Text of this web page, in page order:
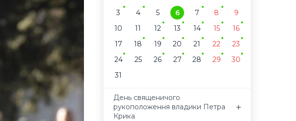
3
4 5 6 7 8
9
10
11 12 13 14 15
16
17
18 19 20 21 22
23
24
25 26 27 28 29
30
31
День священичого
рукоположення владики Петра
Крика